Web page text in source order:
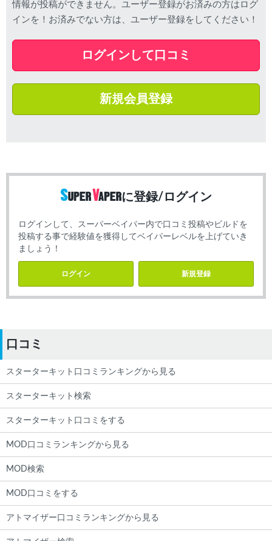
情報が投稿ができません。ユーザー登録がお済みの方はログ
インを！お済みでない方は、ユーザー登録をしてください！
ログインして口コミ
新規会員登録
に登録/ログイン
ログインして、スーパーベイパー内で口コミ投稿やビルドを
投稿する事で経験値を獲得してベイパーレベルを上げていき
ましょう！
ログイン 新規登録
口コミ
スターターキット口コミランキングから見る
スターターキット検索
スターターキット口コミをする
MOD口コミランキングから見る
MOD検索
MOD口コミをする
アトマイザー口コミランキングから見る